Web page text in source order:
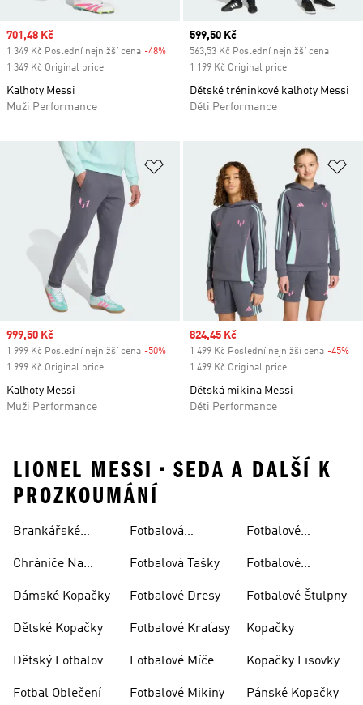
Sale price
701,48 Kč
1 349 Kč Poslední nejnižší cena -48% Discount
1 349 Kč Original price
Kalhoty Messi
Muži Performance
Current price
599,50 Kč
563,53 Kč Poslední nejnižší cena
1 199 Kč Original price
Dětské tréninkové kalhoty Messi
Děti Performance
Přidat do seznamu přání
Sale price
999,50 Kč
1 999 Kč Poslední nejnižší cena -50% Discount
1 999 Kč Original price
Kalhoty Messi
Muži Performance
Sale price
824,45 Kč
1 499 Kč Poslední nejnižší cena -45%
1 499 Kč Original price
Dětská mikina Messi
Děti Performance
LIONEL MESSI • SEDA A DALŠÍ K
PROZKOUMÁNÍ
Brankářské
Chrániče Na
Dámské Kopačky
Dětské Kopačky
Dětský Fotbalový
Fotbal Oblečení
Fotbalová
Fotbalová Tašky
Fotbalové Dresy
Fotbalové Kraťasy
Fotbalové Míče
Fotbalové Mikiny
Fotbalové
Fotbalové
Fotbalové Štulpny
Kopačky
Kopačky Lisovky
Pánské Kopačky